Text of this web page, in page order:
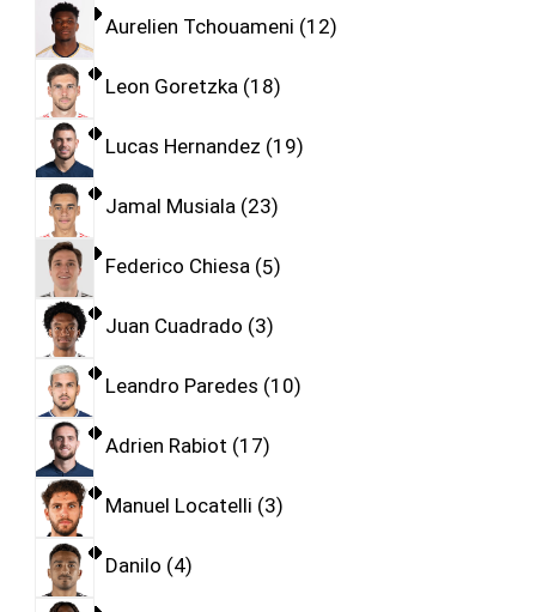
Aurelien Tchouameni 12
Leon Goretzka 18
Lucas Hernandez 19
Jamal Musiala 23
Federico Chiesa 5
Juan Cuadrado 3
Leandro Paredes 10
Adrien Rabiot 17
Manuel Locatelli 3
Danilo 4